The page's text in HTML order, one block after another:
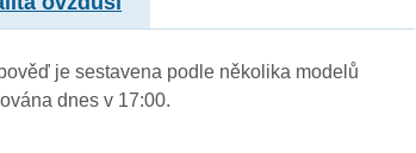
je sestavena podle několika modelů
dnes v 17:00.